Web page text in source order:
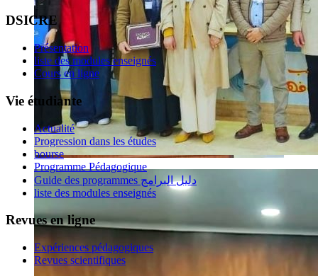
DSICRE
Présentation
liste des modules enseignés
Cours en ligne
Vie étudiante
Actualité
Progression dans les études
bourse
Programme Pédagogique
Guide des programmes دليل البرامج
liste des modules enseignés
Revues en ligne
Expériences pédagogiques
Revues scientifiques